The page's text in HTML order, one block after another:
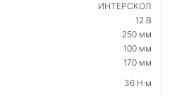
ИНТЕРСКОЛ
12 В
250 мм
100 мм
170 мм
36 Н·м